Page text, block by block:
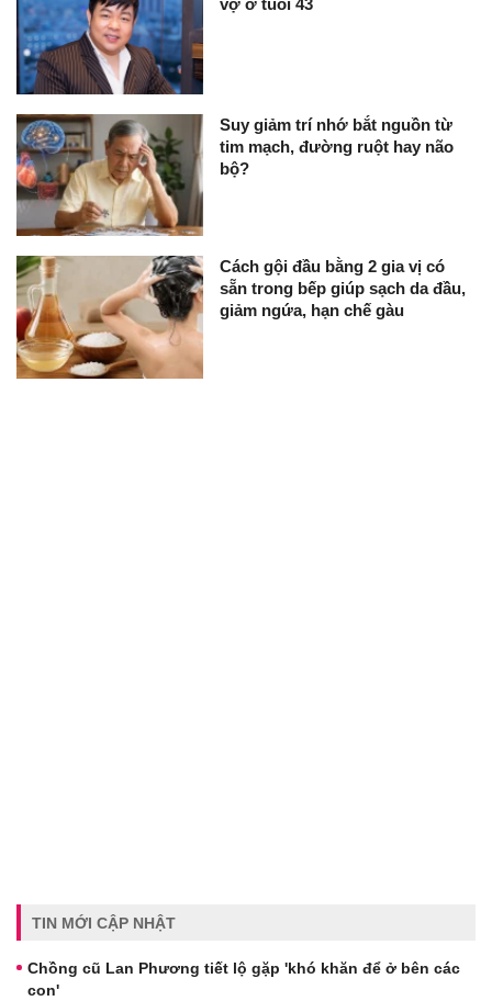
vợ ở tuổi 43
Suy giảm trí nhớ bắt nguồn từ
tim mạch, đường ruột hay não
bộ?
Cách gội đầu bằng 2 gia vị có
sẵn trong bếp giúp sạch da đầu,
giảm ngứa, hạn chế gàu
TIN MỚI CẬP NHẬT
Chồng cũ Lan Phương tiết lộ gặp 'khó khăn để ở bên các
con'